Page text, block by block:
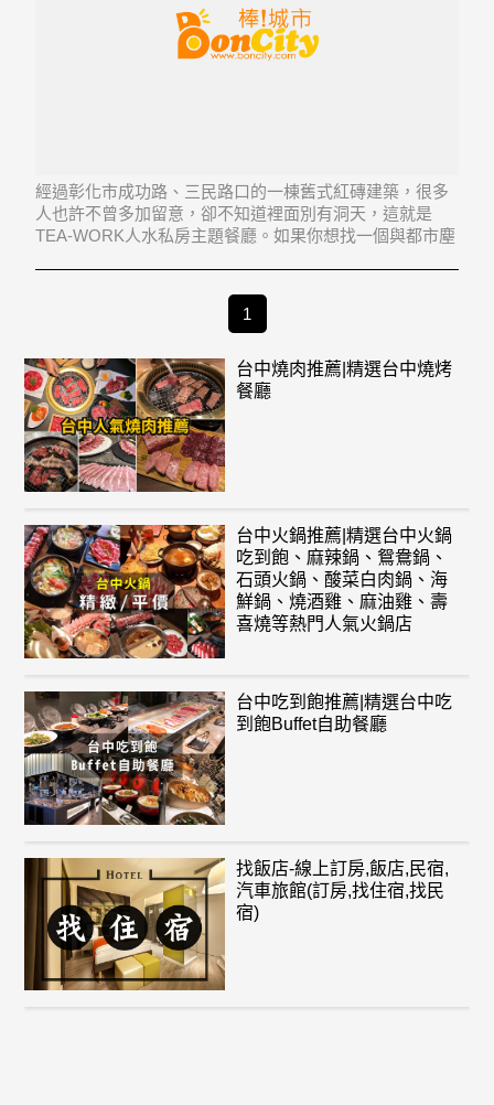
經過彰化市成功路、三民路口的一棟舊式紅磚建築，很多
人也許不曾多加留意，卻不知道裡面別有洞天，這就是
TEA-WORK人水私房主題餐廳。如果你想找一個與都市塵
景觀水池、瀑布等，打造了在彰化難得一見用餐
1
台中燒肉推薦|精選台中燒烤
餐廳
台中火鍋推薦|精選台中火鍋
吃到飽、麻辣鍋、鴛鴦鍋、
石頭火鍋、酸菜白肉鍋、海
鮮鍋、燒酒雞、麻油雞、壽
喜燒等熱門人氣火鍋店
台中吃到飽推薦|精選台中吃
到飽Buffet自助餐廳
找飯店-線上訂房,飯店,民宿,
汽車旅館(訂房,找住宿,找民
宿)